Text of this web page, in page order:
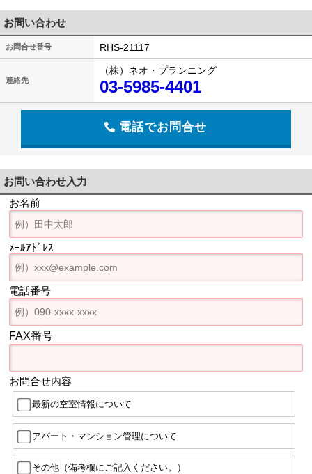
お問い合わせ
お問合せ番号 RHS-21117
連絡先
（株）ネオ・プランニング
03-5985-4401
電話でお問合せ
お問い合わせ入力
お名前
ﾒｰﾙｱﾄﾞﾚｽ
電話番号
FAX番号
お問合せ内容
最新の空室情報について
アパート・マンション管理について
その他（備考欄にご記入ください。）